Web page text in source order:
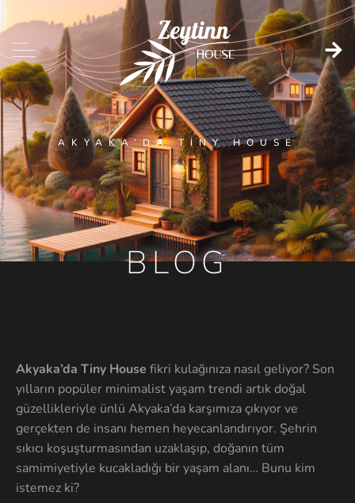
AKYAKA’DA TINY HOUSE
BLOG
Akyaka’da Tiny House fikri kulağınıza nasıl geliyor? Son
yılların popüler minimalist yaşam trendi artık doğal
güzellikleriyle ünlü Akyaka’da karşımıza çıkıyor ve
gerçekten de insanı hemen heyecanlandırıyor. Şehrin
sıkıcı koşuşturmasından uzaklaşıp, doğanın tüm
samimiyetiyle kucakladığı bir yaşam alanı… Bunu kim
istemez ki?